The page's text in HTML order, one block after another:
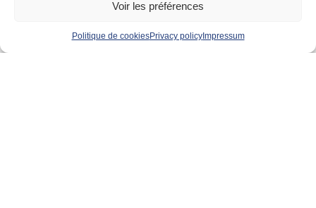
Voir les préférences
Politique de cookiesPrivacy policyImpressum